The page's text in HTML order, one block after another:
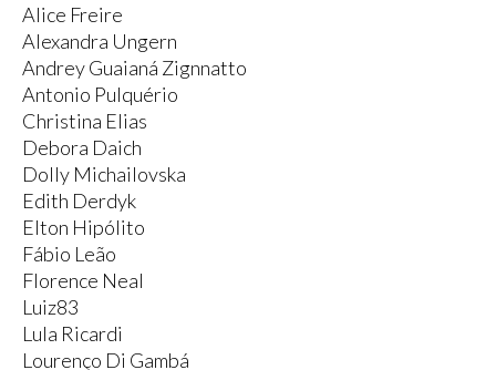
Alice Freire
Alexandra Ungern
Andrey Guaianá Zignnatto
Antonio Pulquério
Christina Elias
Debora Daich
Dolly Michailovska
Edith Derdyk
Elton Hipólito
Fábio Leão
Florence Neal
Luiz83
Lula Ricardi
Lourenço Di Gambá